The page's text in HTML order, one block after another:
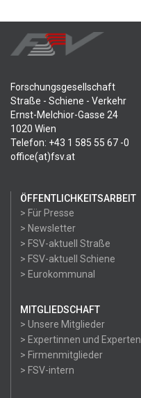
Forschungsgesellschaft
Straße - Schiene - Verkehr
Ernst-Melchior-Gasse 24
1020 Wien
Telefon: +43 1 585 55 67 -0
office(at)fsv.at
ÖFFENTLICHKEITSARBEIT
> Für Presse
> Newsletter
> FSV-aktuell Straße
> FSV-aktuell Schiene
> Eurokommunal
MITGLIEDSCHAFT
> Unsere Mitglieder
> Expertinnen und Experten
> Firmenmitglieder
> FSV-intern